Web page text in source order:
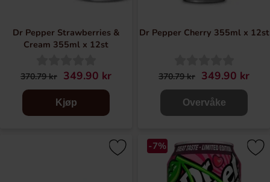
Dr Pepper Strawberries &
Cream 355ml x 12st
370.79 kr 349.90 kr
Kjøp
Dr Pepper Cherry 355ml x 12st
370.79 kr 349.90 kr
Overvåke
-7%